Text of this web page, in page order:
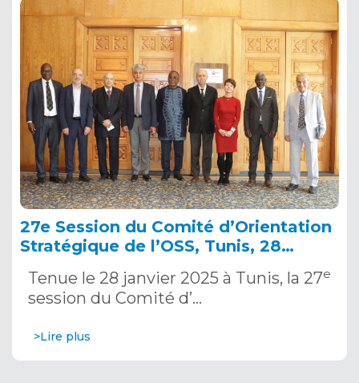
27e Session du Comité d’Orientation
Stratégique de l’OSS, Tunis, 28
Tenue le 28 janvier 2025 à Tunis, la 27e
session du Comité d’…
>Lire plus